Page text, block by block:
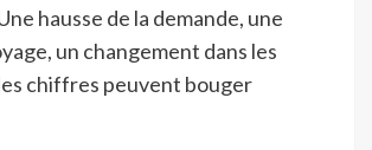
hausse de la demande, une
un changement dans les
chiffres peuvent bouger